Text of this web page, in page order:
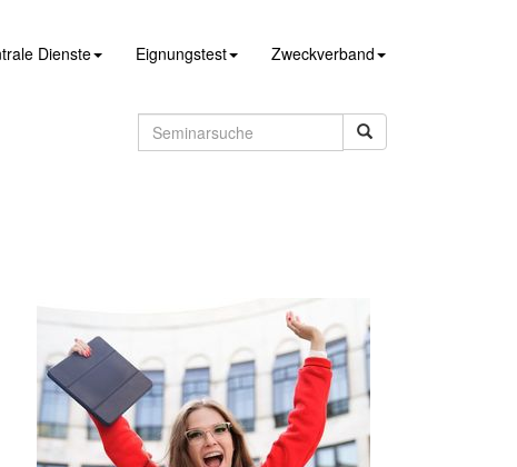
Dienste Eignungstest Zweckverband